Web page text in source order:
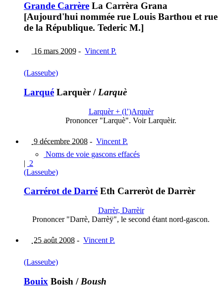
Grande Carrère La Carrèra Grana
[Aujourd'hui nommée rue Louis Barthou et rue
de la République. Tederic M.]
16 mars 2009 - Vincent P.
(Lasseube)
Larqué Larquèr / Larquè
Larquèr + (l’)Arquèr
Prononcer "Larquè". Voir Larquèir.
9 décembre 2008 - Vincent P.
Noms de voie gascons effacés
| 2
(Lasseube)
Carrérot de Darré Eth Carreròt de Darrèr
Darrèr, Darrèir
Prononcer "Darrè, Darrèÿ", le second étant nord-gascon.
25 août 2008 - Vincent P.
(Lasseube)
Bouix Boish / Boush